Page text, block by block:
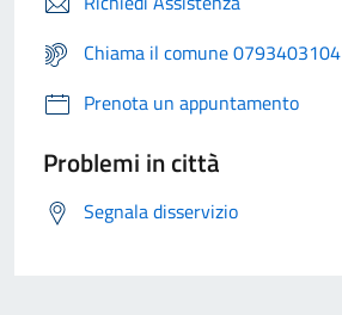
Chiama il comune 0793403104
Prenota un appuntamento
Problemi in città
Segnala disservizio